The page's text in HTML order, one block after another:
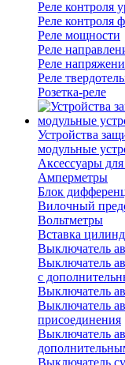
Реле контроля
Реле контроля
Реле мощности
Реле
Реле
Реле
Розетка-реле
Устройства
модульные
Аксессуары
Амперметры
Блок
Вилочный
Вольтметры
Вставка
Выключатель
Выключатель
с
Выключатель
Выключатель
присоединения
Выключатель
Выключатель